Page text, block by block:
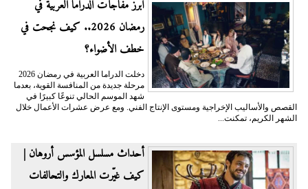
أبرز مفاجآت الدراما العربية في
رمضان 2026.. كيف نجحت في
خطف الأضواء؟
دخلت الدراما العربية في رمضان 2026
مرحلة جديدة من المنافسة القوية، بعدما
شهد الموسم الحالي تنوعًا كبيرًا في
القصص والأساليب الإخراجية ومستوى الإنتاج الفني. ومع عرض عشرات الأعمال خلال
الشهر الكريم، تمكنت...
أحداث مسلسل المؤسس أروهان |
كيف غيّرت المعارك والتحالفات